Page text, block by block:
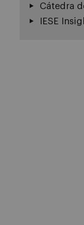
Cátedra
IESE